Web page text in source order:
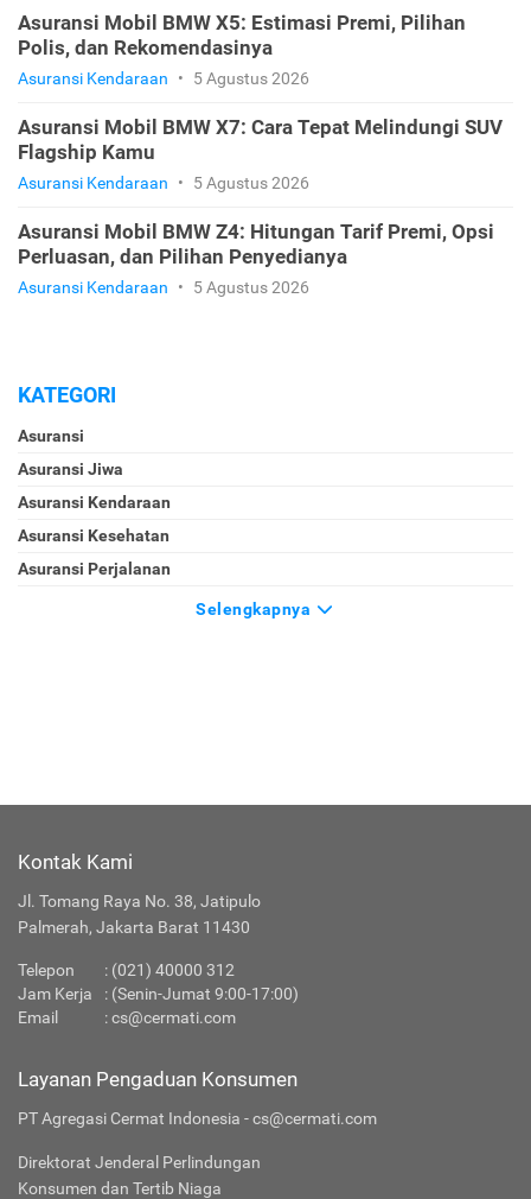
Asuransi Mobil BMW X5: Estimasi Premi, Pilihan
Polis, dan Rekomendasinya
Asuransi Kendaraan • 5 Agustus 2026
Asuransi Mobil BMW X7: Cara Tepat Melindungi SUV
Flagship Kamu
Asuransi Kendaraan • 5 Agustus 2026
Asuransi Mobil BMW Z4: Hitungan Tarif Premi, Opsi
Perluasan, dan Pilihan Penyedianya
Asuransi Kendaraan • 5 Agustus 2026
KATEGORI
Asuransi
Asuransi Jiwa
Asuransi Kendaraan
Asuransi Kesehatan
Asuransi Perjalanan
Selengkapnya
Kontak Kami
Jl. Tomang Raya No. 38, Jatipulo
Palmerah, Jakarta Barat 11430
Telepon : (021) 40000 312
Jam Kerja
: (Senin-Jumat 9:00-17:00)
Email
:cs@cermati.com
Layanan Pengaduan Konsumen
PT Agregasi Cermat Indonesia - cs@cermati.com
Direktorat Jenderal Perlindungan
Konsumen dan Tertib Niaga